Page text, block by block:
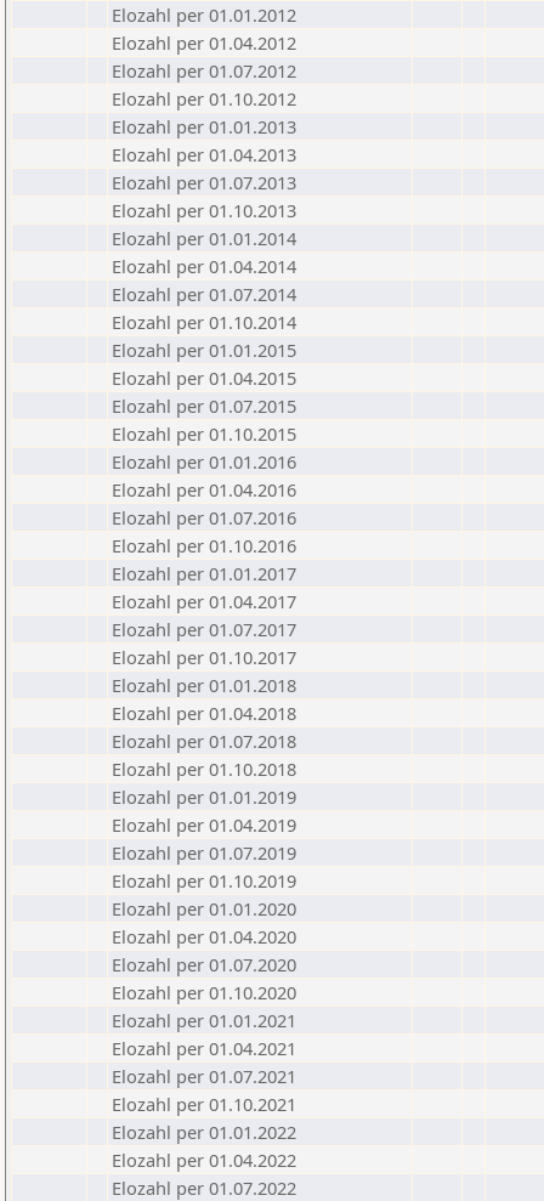
Elozahl per 01.01.2012
Elozahl per 01.04.2012
Elozahl per 01.07.2012
Elozahl per 01.10.2012
Elozahl per 01.01.2013
Elozahl per 01.04.2013
Elozahl per 01.07.2013
Elozahl per 01.10.2013
Elozahl per 01.01.2014
Elozahl per 01.04.2014
Elozahl per 01.07.2014
Elozahl per 01.10.2014
Elozahl per 01.01.2015
Elozahl per 01.04.2015
Elozahl per 01.07.2015
Elozahl per 01.10.2015
Elozahl per 01.01.2016
Elozahl per 01.04.2016
Elozahl per 01.07.2016
Elozahl per 01.10.2016
Elozahl per 01.01.2017
Elozahl per 01.04.2017
Elozahl per 01.07.2017
Elozahl per 01.10.2017
Elozahl per 01.01.2018
Elozahl per 01.04.2018
Elozahl per 01.07.2018
Elozahl per 01.10.2018
Elozahl per 01.01.2019
Elozahl per 01.04.2019
Elozahl per 01.07.2019
Elozahl per 01.10.2019
Elozahl per 01.01.2020
Elozahl per 01.04.2020
Elozahl per 01.07.2020
Elozahl per 01.10.2020
Elozahl per 01.01.2021
Elozahl per 01.04.2021
Elozahl per 01.07.2021
Elozahl per 01.10.2021
Elozahl per 01.01.2022
Elozahl per 01.04.2022
Elozahl per 01.07.2022